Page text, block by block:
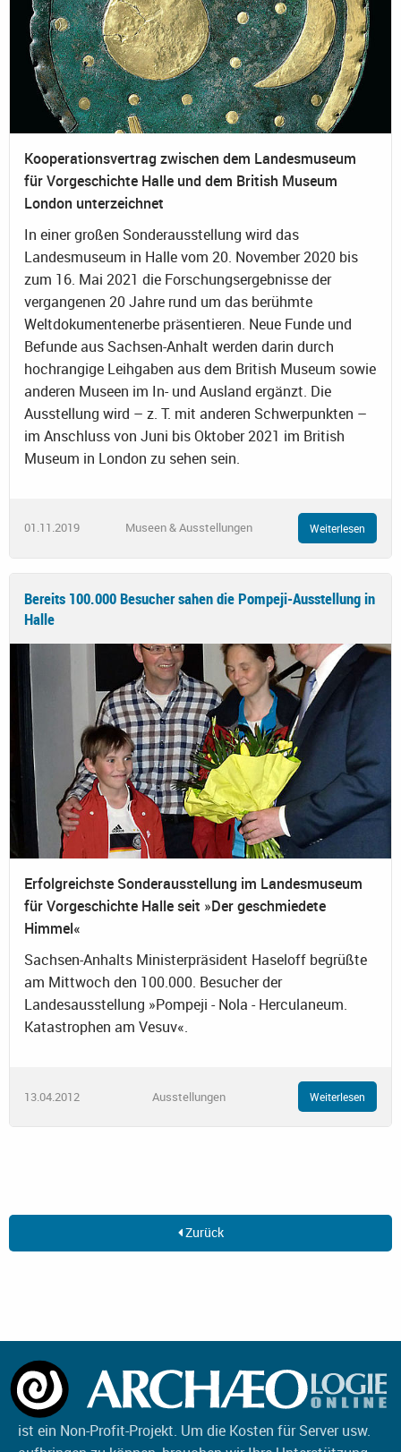
Kooperationsvertrag zwischen dem Landesmuseum
für Vorgeschichte Halle und dem British Museum
London unterzeichnet
In einer großen Sonderausstellung wird das
Landesmuseum in Halle vom 20. November 2020 bis
zum 16. Mai 2021 die Forschungsergebnisse der
vergangenen 20 Jahre rund um das berühmte
Weltdokumentenerbe präsentieren. Neue Funde und
Befunde aus Sachsen-Anhalt werden darin durch
hochrangige Leihgaben aus dem British Museum sowie
anderen Museen im In- und Ausland ergänzt. Die
Ausstellung wird – z. T. mit anderen Schwerpunkten –
im Anschluss von Juni bis Oktober 2021 im British
Museum in London zu sehen sein.
01.11.2019 Museen & Ausstellungen Weiterlesen
Bereits 100.000 Besucher sahen die Pompeji-Ausstellung in
Halle
Erfolgreichste Sonderausstellung im Landesmuseum
für Vorgeschichte Halle seit »Der geschmiedete
Himmel«
Sachsen-Anhalts Ministerpräsident Haseloff begrüßte
am Mittwoch den 100.000. Besucher der
Landesausstellung »Pompeji - Nola - Herculaneum.
Katastrophen am Vesuv«.
13.04.2012 Ausstellungen Weiterlesen
Zurück
ist ein Non-Profit-Projekt. Um die Kosten für Server usw.